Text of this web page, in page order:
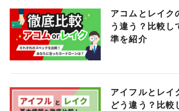
アコムとレイク
う違う？比較し
準を紹介
アイフルとレイ
どう違う？比較